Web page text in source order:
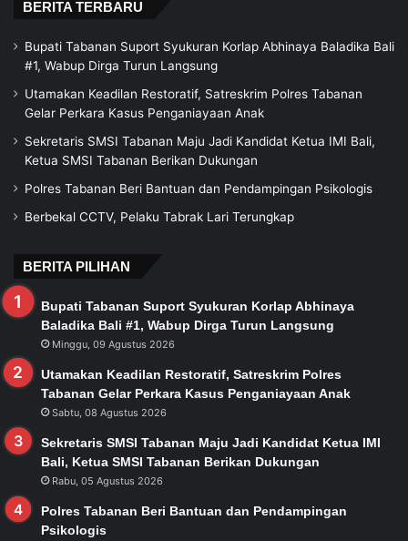
BERITA TERBARU
Bupati Tabanan Suport Syukuran Korlap Abhinaya Baladika Bali
#1, Wabup Dirga Turun Langsung
Utamakan Keadilan Restoratif, Satreskrim Polres Tabanan
Gelar Perkara Kasus Penganiayaan Anak
Sekretaris SMSI Tabanan Maju Jadi Kandidat Ketua IMI Bali,
Ketua SMSI Tabanan Berikan Dukungan
Polres Tabanan Beri Bantuan dan Pendampingan Psikologis
Berbekal CCTV, Pelaku Tabrak Lari Terungkap
BERITA PILIHAN
Bupati Tabanan Suport Syukuran Korlap Abhinaya
Baladika Bali #1, Wabup Dirga Turun Langsung
Minggu, 09 Agustus 2026
Utamakan Keadilan Restoratif, Satreskrim Polres
Tabanan Gelar Perkara Kasus Penganiayaan Anak
Sabtu, 08 Agustus 2026
Sekretaris SMSI Tabanan Maju Jadi Kandidat Ketua IMI
Bali, Ketua SMSI Tabanan Berikan Dukungan
Rabu, 05 Agustus 2026
Polres Tabanan Beri Bantuan dan Pendampingan
Psikologis